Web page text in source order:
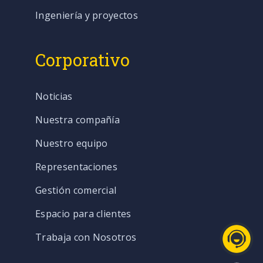
Ingeniería y proyectos
Corporativo
Noticias
Nuestra compañía
Nuestro equipo
Representaciones
Gestión comercial
Espacio para clientes
Trabaja con Nosotros